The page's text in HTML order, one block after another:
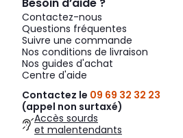
Besoin d’aide ?
Contactez-nous
Questions fréquentes
Suivre une commande
Nos conditions de livraison
Nos guides d'achat
Centre d'aide
Contactez le 09 69 32 32 23
(appel non surtaxé)
Accès sourds
et malentendants